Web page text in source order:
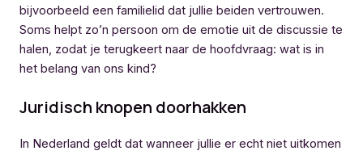
bijvoorbeeld een familielid dat jullie beiden vertrouwen.
Soms helpt zo’n persoon om de emotie uit de discussie te
halen, zodat je terugkeert naar de hoofdvraag: wat is in
het belang van ons kind?
Juridisch knopen doorhakken
In Nederland geldt dat wanneer jullie er echt niet uitkomen